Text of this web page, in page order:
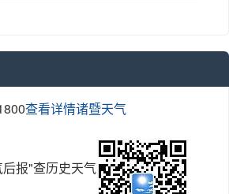
查看详情诸暨天气
报"查历史天气